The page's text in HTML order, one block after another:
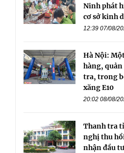
Ninh phát
cơ sở kinh
12:39 07/08/
Hà Nội:
hàng,
tra, trong
xăng E10
20:02 08/08/
Thanh tra
nghị thu
nhận đầu